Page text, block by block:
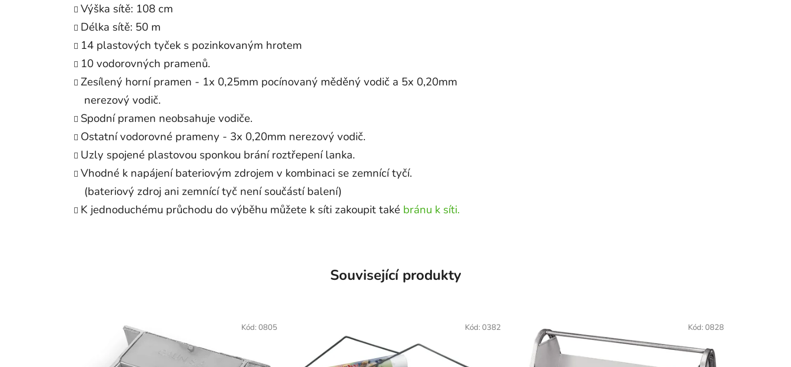
Výška sítě: 108 cm
Délka sítě: 50 m
14 plastových tyček s pozinkovaným hrotem
10 vodorovných pramenů.
Zesílený horní pramen - 1x 0,25mm pocínovaný měděný vodič a 5x 0,20mm
nerezový vodič.
Spodní pramen neobsahuje vodiče.
Ostatní vodorovné prameny - 3x 0,20mm nerezový vodič.
Uzly spojené plastovou sponkou brání roztřepení lanka.
Vhodné k napájení bateriovým zdrojem v kombinaci se zemnící tyčí.
(bateriový zdroj ani zemnící tyč není součástí balení)
K jednoduchému průchodu do výběhu můžete k síti zakoupittaké bránu k síti.
Související produkty
Kód:0805 Kód: 0382 Kód: 0828